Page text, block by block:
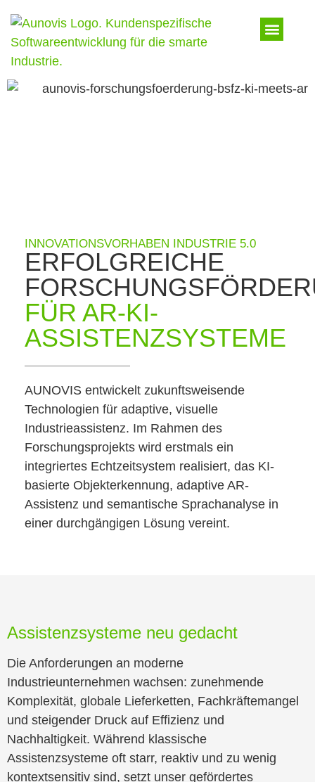
INNOVATIONSVORHABEN INDUSTRIE 5.0
ERFOLGREICHE
FÜR AR-KI-
ASSISTENZSYSTEME
AUNOVIS entwickelt zukunftsweisende
Technologien für adaptive, visuelle
Industrieassistenz. Im Rahmen des
Forschungsprojekts wird erstmals ein
integriertes Echtzeitsystem realisiert, das KI-
basierte Objekterkennung, adaptive AR-
Assistenz und semantische Sprachanalyse in
einer durchgängigen Lösung vereint.
Assistenzsysteme neu gedacht
Die Anforderungen an moderne
Industrieunternehmen wachsen: zunehmende
Komplexität, globale Lieferketten, Fachkräftemangel
und steigender Druck auf Effizienz und
Nachhaltigkeit. Während klassische
Assistenzsysteme oft starr, reaktiv und zu wenig
kontextsensitiv sind, setzt unser gefördertes